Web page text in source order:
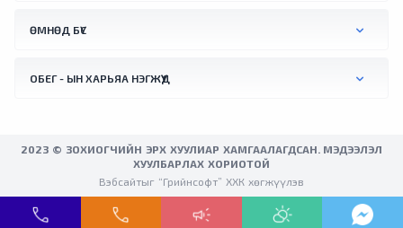
ӨМНӨД БҮС
ОБЕГ - ЫН ХАРЬЯА НЭГЖҮҮД
2023 © ЗОХИОГЧИЙН ЭРХ ХУУЛИАР ХАМГААЛАГДСАН. МЭДЭЭЛЭЛ
ХУУЛБАРЛАХ ХОРИОТОЙ
Вэбсайтыг “Грийнсофт” ХХК хөгжүүлэв